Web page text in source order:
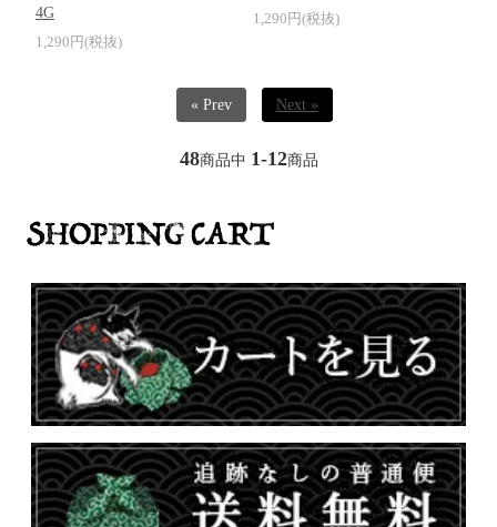
4G
1,290円(税抜)
1,290円(税抜)
« Prev Next »
48商品中 1-12商品